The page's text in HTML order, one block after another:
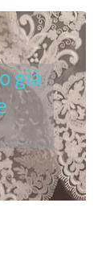
già